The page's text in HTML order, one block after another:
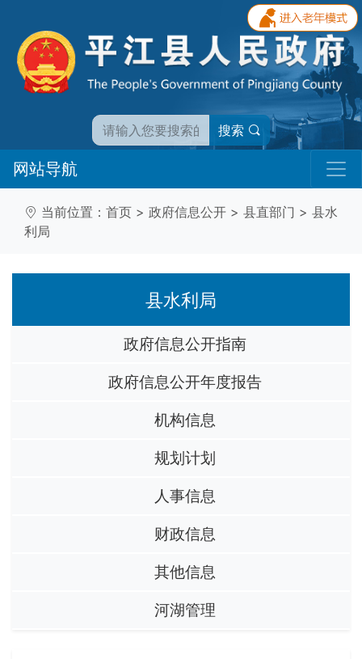
搜索
网站导航
当前位置： 首页 > 政府信息公开 > 县直部门 > 县水
利局
县水利局
政府信息公开指南
政府信息公开年度报告
机构信息
规划计划
人事信息
财政信息
其他信息
河湖管理